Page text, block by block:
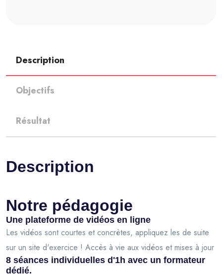
Description
Objectifs
Résultat
Description
Notre pédagogie
Une plateforme de vidéos en ligne
Les vidéos sont courtes et concrètes, appliquez les de suite
sur un site d'exercice ! Accès à vie aux vidéos et mises à jour
8 séances individuelles d'1h avec un formateur
dédié.